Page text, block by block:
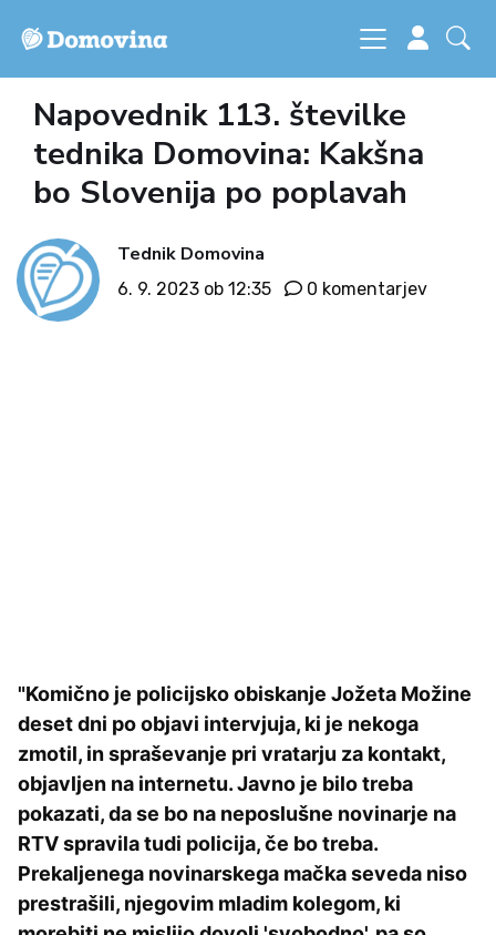
Napovednik 113. številke
tednika Domovina: Kakšna
bo Slovenija po poplavah
Tednik Domovina
6. 9. 2023 ob 12:35 0 komentarjev
"Komično je policijsko obiskanje Jožeta Možine
deset dni po objavi intervjuja, ki je nekoga
zmotil, in spraševanje pri vratarju za kontakt,
objavljen na internetu. Javno je bilo treba
pokazati, da se bo na neposlušne novinarje na
RTV spravila tudi policija, če bo treba.
Prekaljenega novinarskega mačka seveda niso
prestrašili, njegovim mladim kolegom, ki